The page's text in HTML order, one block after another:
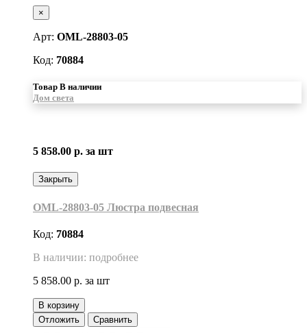
×
Арт: OML-28803-05
Код: 70884
Товар В наличии
Дом света
5 858.00 р. за шт
Закрыть
OML-28803-05 Люстра подвесная
Код: 70884
В наличии: подробнее
5 858.00 р. за шт
В корзину
Отложить
Сравнить